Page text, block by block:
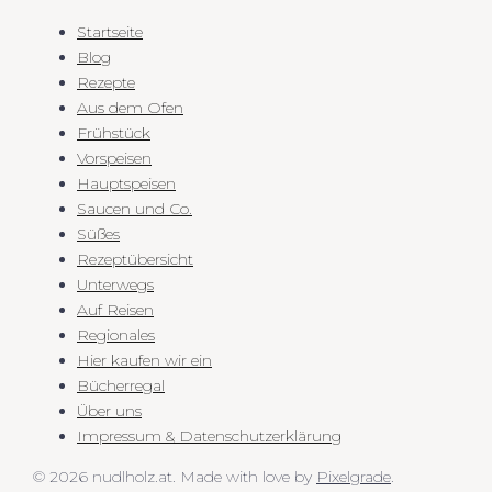
Startseite
Blog
Rezepte
Aus dem Ofen
Frühstück
Vorspeisen
Hauptspeisen
Saucen und Co.
Süßes
Rezeptübersicht
Unterwegs
Auf Reisen
Regionales
Hier kaufen wir ein
Bücherregal
Über uns
Impressum & Datenschutzerklärung
© 2026 nudlholz.at. Made with love by Pixelgrade.